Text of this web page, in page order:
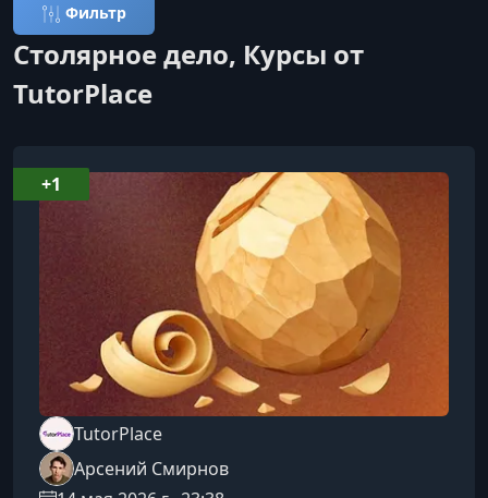
Фильтр
Столярное дело, Курсы от
TutorPlace
TutorPlace
Арсений Смирнов
+1